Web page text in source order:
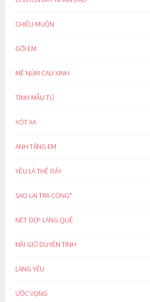
CHIỀU MUỘN
GỞI EM
MÊ NÚM CAU XINH
TÌNH MẪU TỬ
XÓT XA
ANH TẶNG EM
YÊU LÀ THẾ ĐẤY
SAO LẠI TRA CÒNG*
NÉT ĐẸP LÀNG QUÊ
MÃI GIỮ DUYÊN TÌNH
LÀNG YÊU
ƯỚC VỌNG